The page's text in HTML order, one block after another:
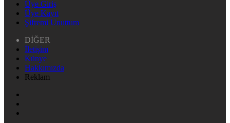
Üye Giriş
Üye Kayıt
Şifremi Unuttum
DİĞER
İletişim
Künye
Hakkımızda
Reklam